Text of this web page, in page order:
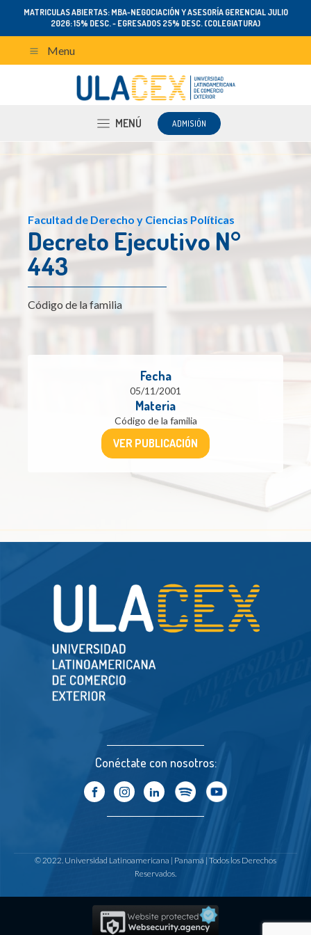
MATRICULAS ABIERTAS: MBA-NEGOCIACIÓN Y ASESORÍA GERENCIAL JULIO
2026: 15% DESC. - EGRESADOS 25% DESC. (COLEGIATURA)
Menu
MENÚ ADMISIÓN
Facultad de Derecho y Ciencias Políticas
Decreto Ejecutivo N°
443
Código de la familia
Fecha
05/11/2001
Materia
Código de la familia
VER PUBLICACIÓN
Conéctate con nosotros:
© 2022. Universidad Latinoamericana | Panamá | Todos los Derechos
Reservados.